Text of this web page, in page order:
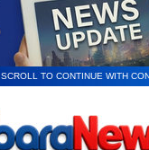
SCROLL TO CONTINUE WITH